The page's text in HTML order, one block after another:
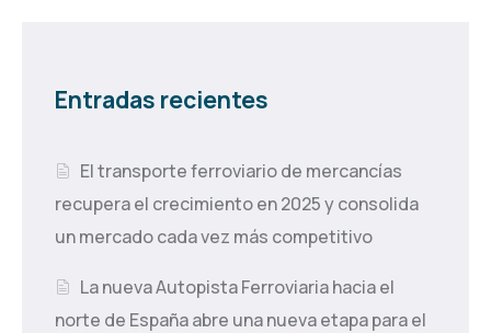
Entradas recientes
El transporte ferroviario de mercancías
recupera el crecimiento en 2025 y consolida
un mercado cada vez más competitivo
La nueva Autopista Ferroviaria hacia el
norte de España abre una nueva etapa para el